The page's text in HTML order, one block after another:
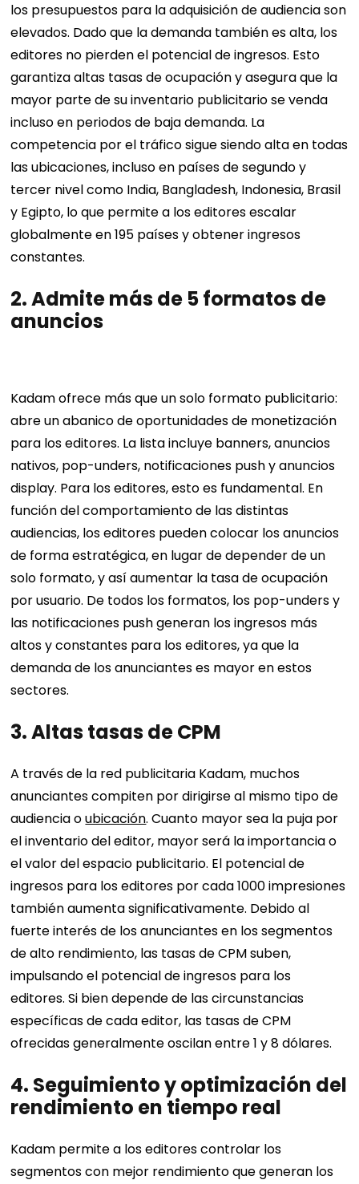
los presupuestos para la adquisición de audiencia son
elevados. Dado que la demanda también es alta, los
editores no pierden el potencial de ingresos. Esto
garantiza altas tasas de ocupación y asegura que la
mayor parte de su inventario publicitario se venda
incluso en periodos de baja demanda. La
competencia por el tráfico sigue siendo alta en todas
las ubicaciones, incluso en países de segundo y
tercer nivel como India, Bangladesh, Indonesia, Brasil
y Egipto, lo que permite a los editores escalar
globalmente en 195 países y obtener ingresos
constantes.
2.Admite más de 5 formatos de
anuncios
Kadam ofrece más que un solo formato publicitario:
abre un abanico de oportunidades de monetización
para los editores. La lista incluye banners, anuncios
nativos, pop-unders, notificaciones push y anuncios
display. Para los editores, esto es fundamental. En
función del comportamiento de las distintas
audiencias, los editores pueden colocar los anuncios
de forma estratégica, en lugar de depender de un
solo formato, y así aumentar la tasa de ocupación
por usuario. De todos los formatos, los pop-unders y
las notificaciones push generan los ingresos más
altos y constantes para los editores, ya que la
demanda de los anunciantes es mayor en estos
sectores.
3.Altas tasas de CPM
A través de la red publicitaria Kadam, muchos
anunciantes compiten por dirigirse al mismo tipo de
audiencia oubicación. Cuanto mayor sea la puja por
el inventario del editor, mayor será la importancia o
el valor del espacio publicitario. El potencial de
ingresos para los editores por cada 1000 impresiones
también aumenta significativamente. Debido al
fuerte interés de los anunciantes en los segmentos
de alto rendimiento, las tasas de CPM suben,
impulsando el potencial de ingresos para los
editores. Si bien depende de las circunstancias
específicas de cada editor, las tasas de CPM
ofrecidas generalmente oscilan entre 1 y 8 dólares.
4. Seguimiento y optimización del
rendimiento en tiempo real
Kadam permite a los editores controlar los
segmentos con mejor rendimiento que generan los